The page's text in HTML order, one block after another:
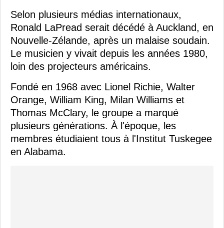
Selon plusieurs médias internationaux,
Ronald LaPread serait décédé à Auckland, en
Nouvelle-Zélande, après un malaise soudain.
Le musicien y vivait depuis les années 1980,
loin des projecteurs américains.
Fondé en 1968 avec Lionel Richie, Walter
Orange, William King, Milan Williams et
Thomas McClary, le groupe a marqué
plusieurs générations. À l'époque, les
membres étudiaient tous à l'Institut Tuskegee
en Alabama.